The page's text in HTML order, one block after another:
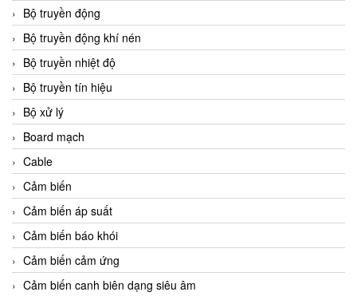
Bộ truyền động
Bộ truyền động khí nén
Bộ truyền nhiệt độ
Bộ truyền tín hiệu
Bộ xử lý
Board mạch
Cable
Cảm biến
Cảm biến áp suất
Cảm biến báo khói
Cảm biến cảm ứng
Cảm biến canh biên dạng siêu âm